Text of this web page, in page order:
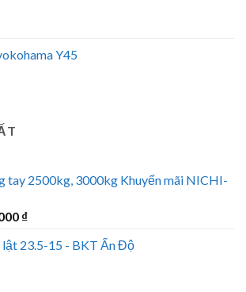
Y45
tay 2500kg, 3000kg Khuyến mãi NICHI-
₫
lật 23.5-15 - BKT Ấn Độ